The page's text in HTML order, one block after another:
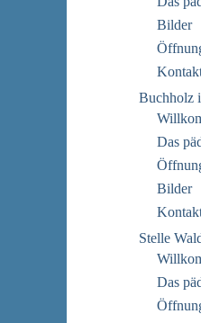
Bilder
Buchholz
Das
Bilder
Stelle
Das